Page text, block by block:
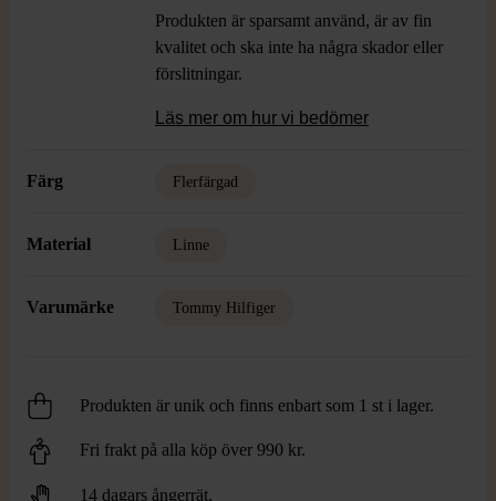
Produkten är sparsamt använd, är av fin
kvalitet och ska inte ha några skador eller
förslitningar.
Läs mer om hur vi bedömer
Färg Flerfärgad
Material Linne
Varumärke Tommy Hilfiger
Produkten är unik och finns enbart som 1 st i lager.
Fri frakt på alla köp över 990 kr.
14 dagars ångerrät.